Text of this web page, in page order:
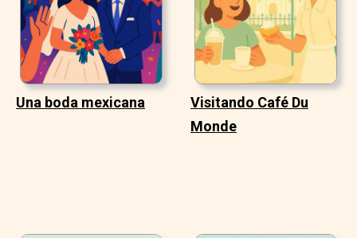
Una boda mexicana
Visitando Café Du
Monde